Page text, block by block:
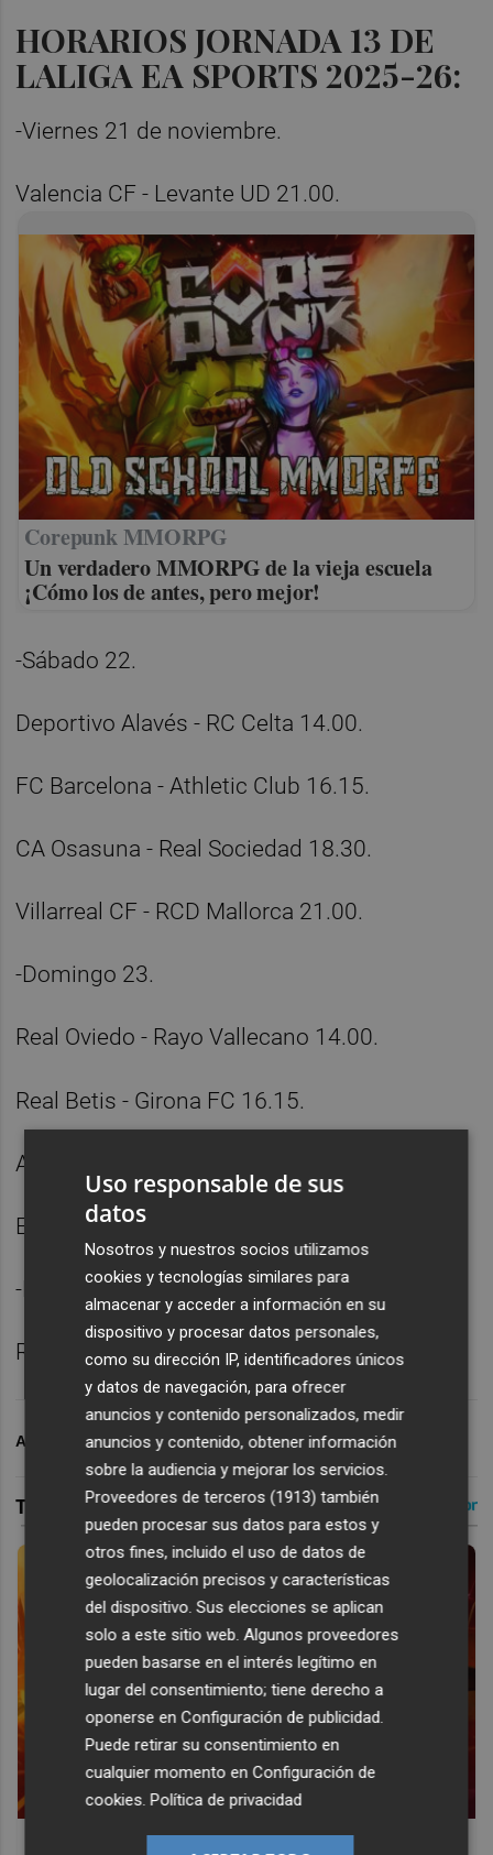
HORARIOS JORNADA 13 DE
LALIGA EA SPORTS 2025-26:
-Viernes 21 de noviembre.
Valencia CF - Levante UD 21.00.
Corepunk MMORPG
Un verdadero MMORPG de la vieja escuela
¡Cómo los de antes, pero mejor!
-Sábado 22.
Deportivo Alavés - RC Celta 14.00.
FC Barcelona - Athletic Club 16.15.
CA Osasuna - Real Sociedad 18.30.
Villarreal CF - RCD Mallorca 21.00.
-Domingo 23.
Real Oviedo - Rayo Vallecano 14.00.
Real Betis - Girona FC 16.15.
Atlético de Madrid - Getafe CF 18.30.
Elche CF - Real Madrid 21.00.
-Lunes 24.
RCD Espanyol - Sevilla FC 21.00.
ARCHIVADO EN VALENCIA CF LEVANTE UD
Corepunk MMORPG
Uso responsable de sus
datos
Nosotros y nuestros socios utilizamos
cookies y tecnologías similares para
almacenar y acceder a información en su
dispositivo y procesar datos personales,
como su dirección IP, identificadores únicos
y datos de navegación, para ofrecer
anuncios y contenido personalizados, medir
anuncios y contenido, obtener información
sobre la audiencia y mejorar los servicios.
Proveedores de terceros (1913) también
pueden procesar sus datos para estos y
otros fines, incluido el uso de datos de
geolocalización precisos y características
del dispositivo. Sus elecciones se aplican
solo a este sitio web. Algunos proveedores
pueden basarse en el interés legítimo en
lugar del consentimiento; tiene derecho a
oponerse enConfiguración de publicidad.
Puede retirar su consentimiento en
cualquier momento enConfiguración de
cookies.Política de privacidad